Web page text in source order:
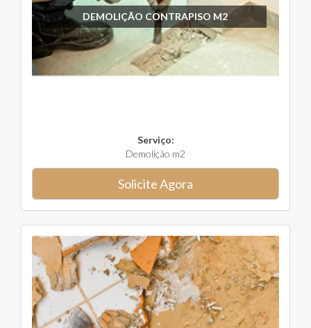
DEMOLIÇÃO CONTRAPISO M2
Serviço:
Demolição m2
Solicite Agora